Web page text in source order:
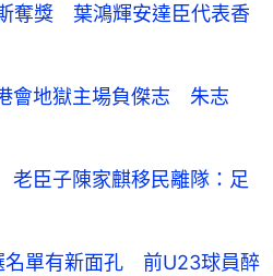
奪獎 葉鴻輝安達臣代表香
會地獄主場負傑志 朱志
臣子陳家麒移民離隊：足
單有新面孔 前U23球員醉